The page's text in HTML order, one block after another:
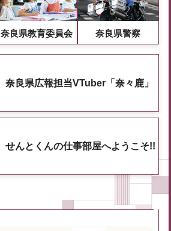
奈良県教育委員会 奈良県警察
奈良県広報担当VTuber「奈々鹿」
せんとくんの仕事部屋へようこそ!!